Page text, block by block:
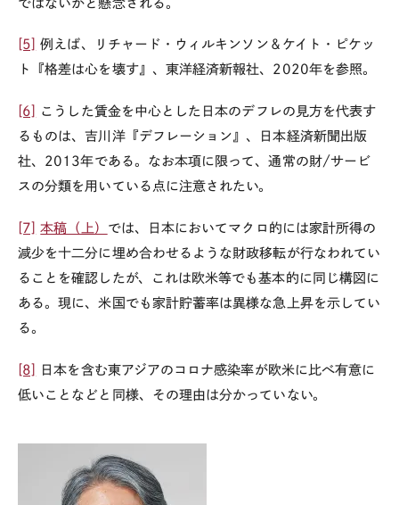
ではないかと懸念される。
[5]
例えば、リチャード・ウィルキンソン＆ケイト・ピケッ
ト『格差は心を壊す』、東洋経済新報社、2020年を参照。
[6]
こうした賃金を中心とした日本のデフレの見方を代表す
るものは、吉川洋『デフレーション』、日本経済新聞出版
社、2013年である。なお本項に限って、通常の財/サービ
スの分類を用いている点に注意されたい。
[7] 本稿（上） では、日本においてマクロ的には家計所得の
減少を十二分に埋め合わせるような財政移転が行なわれてい
ることを確認したが、これは欧米等でも基本的に同じ構図に
ある。現に、米国でも家計貯蓄率は異様な急上昇を示してい
る。
[8]
日本を含む東アジアのコロナ感染率が欧米に比べ有意に
低いことなどと同様、その理由は分かっていない。